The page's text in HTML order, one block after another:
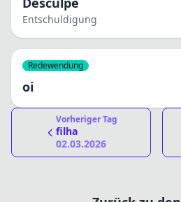
Entschuldigung
Redewendung
oi
Vorheriger Tag
filha
02.03.2026